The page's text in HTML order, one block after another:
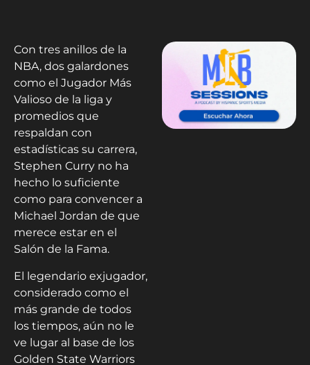
Con tres anillos de la
NBA, dos galardones
como el Jugador Más
Valioso de la liga y
promedios que
respaldan con
estadísticas su carrera,
Stephen Curry no ha
hecho lo suficiente
como para convencer a
Michael Jordan de que
merece estar en el
Salón de la Fama.
El legendario exjugador,
considerado como el
más grande de todos
los tiempos, aún no le
ve lugar al base de los
Golden State Warriors